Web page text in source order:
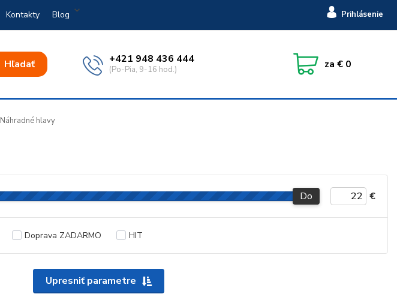
Kontakty Blog Prihlásenie
Hľadať +421 948 436 444
(Po-Pia, 9-16 hod.) za € 0
Náhradné hlavy
Upresniť parametre
Do €
Doprava ZADARMO HIT